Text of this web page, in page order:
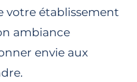
votre établissement
ambiance
envie aux